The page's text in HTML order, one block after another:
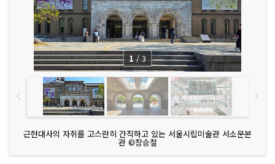
근현대사의 자취를 고스란히 간직하고 있는 서울시립미술관 서소문본
관 ©장승철
1 / 3